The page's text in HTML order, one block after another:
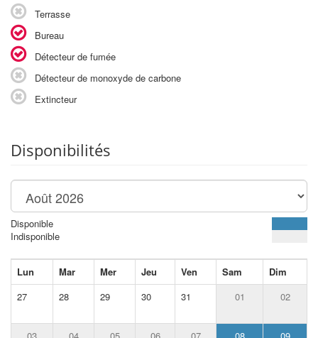
Terrasse
Bureau
Détecteur de fumée
Détecteur de monoxyde de carbone
Extincteur
Disponibilités
Disponible
Indisponible
Lun Mar Mer Jeu Ven Sam
Dim
27
28 29 30 31 01 02